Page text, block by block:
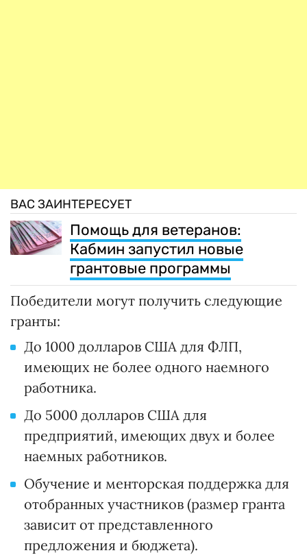
ВАС ЗАИНТЕРЕСУЕТ
Помощь для ветеранов:
Кабмин запустил новые
грантовые программы
Победители могут получить следующие
гранты:
До 1000 долларов США для ФЛП,
имеющих не более одного наемного
работника.
До 5000 долларов США для
предприятий, имеющих двух и более
наемных работников.
Обучение и менторская поддержка для
отобранных участников (размер гранта
зависит от представленного
предложения и бюджета).